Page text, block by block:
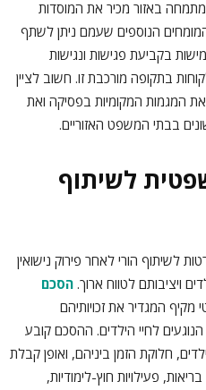
מתמחה באזור מכיר את המוסדות
הנוספים שעמם ניתן לשתף
בקביעת פגישות ונגישות
בתקופה מורכבת זו. חשוב לציין
את המגמות המקומיות בפסיקה ואת
בבתי המשפט האזוריים.
לשיתוף
לשיתוף הורי לאחר פירוק נישואין
ויציבותם לטווח ארוך. הסכם
המגדיר את זכויותיהם
לחיי הילדים. ההסכם קובע
חלוקת הזמן ביניהם, ואופן קבלת
פעילויות חוץ-לימודיות,